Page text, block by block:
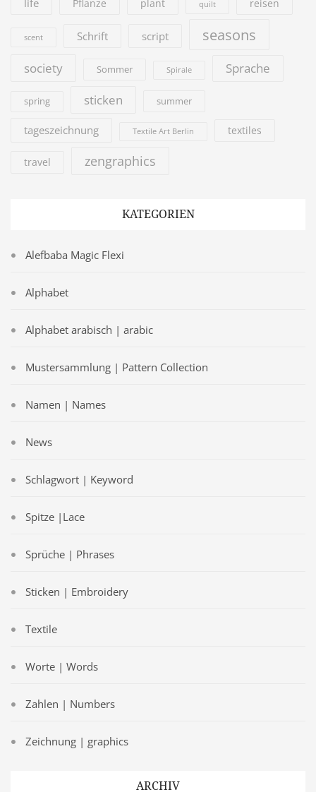
life Pflanze plant quilt reisen
scent Schrift script seasons
society Sommer Spirale Sprache
spring sticken summer
tageszeichnung Textile Art Berlin textiles
travel zengraphics
KATEGORIEN
Alefbaba Magic Flexi
Alphabet
Alphabet arabisch | arabic
Mustersammlung | Pattern Collection
Namen | Names
News
Schlagwort | Keyword
Spitze |Lace
Sprüche | Phrases
Sticken | Embroidery
Textile
Worte | Words
Zahlen | Numbers
Zeichnung | graphics
ARCHIV